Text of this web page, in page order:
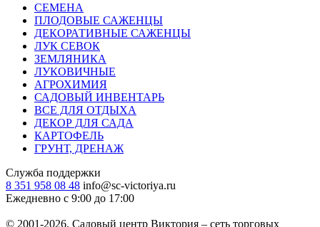
СЕМЕНА
ПЛОДОВЫЕ САЖЕНЦЫ
ДЕКОРАТИВНЫЕ САЖЕНЦЫ
ЛУК СЕВОК
ЗЕМЛЯНИКА
ЛУКОВИЧНЫЕ
АГРОХИМИЯ
САДОВЫЙ ИНВЕНТАРЬ
ВСЕ ДЛЯ ОТДЫХА
ДЕКОР ДЛЯ САДА
КАРТОФЕЛЬ
ГРУНТ, ДРЕНАЖ
Служба поддержки
8 351 958 08 48 info@sc-victoriya.ru
Ежедневно с 9:00 до 17:00
© 2001-2026. Садовый центр Виктория – сеть торговых